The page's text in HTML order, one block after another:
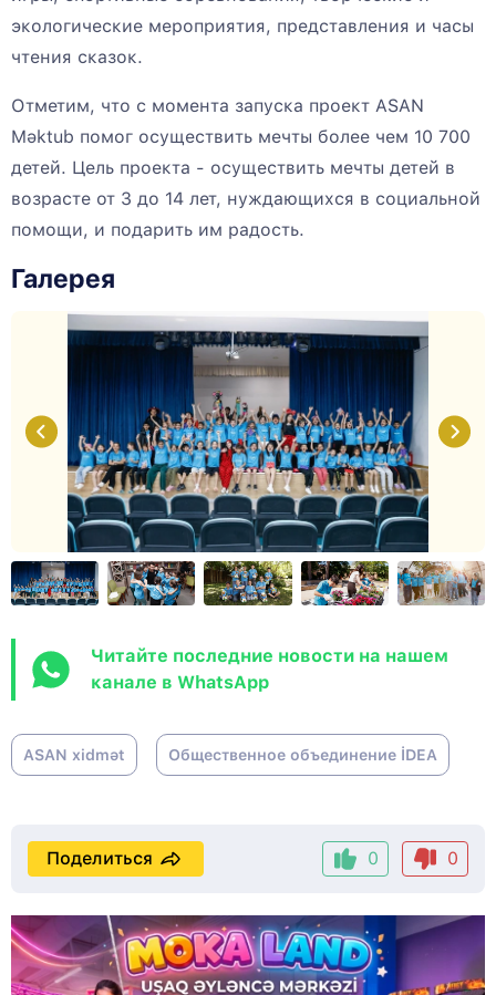
экологические мероприятия, представления и часы
чтения сказок.
Отметим, что с момента запуска проект ASAN
Məktub помог осуществить мечты более чем 10 700
детей. Цель проекта - осуществить мечты детей в
возрасте от 3 до 14 лет, нуждающихся в социальной
помощи, и подарить им радость.
Галерея
Читайте последние новости на нашем
канале в WhatsApp
ASAN xidmət Общественное объединение İDEA
0 0
Поделиться